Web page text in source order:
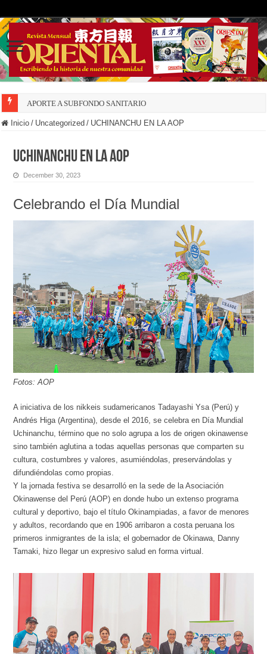
APORTE A SUBFONDO SANITARIO
Inicio / Uncategorized / UCHINANCHU EN LA AOP
UCHINANCHU EN LA AOP
December 30, 2023
Celebrando el Día Mundial
Fotos: AOP
A iniciativa de los nikkeis sudamericanos Tadayashi Ysa (Perú) y
Andrés Higa (Argentina), desde el 2016, se celebra en Día Mundial
Uchinanchu, término que no solo agrupa a los de origen okinawense
sino también aglutina a todas aquellas personas que comparten su
cultura, costumbres y valores, asumiéndolas, preservándolas y
difundiéndolas como propias.
Y la jornada festiva se desarrolló en la sede de la Asociación
Okinawense del Perú (AOP) en donde hubo un extenso programa
cultural y deportivo, bajo el título Okinampiadas, a favor de menores
y adultos, recordando que en 1906 arribaron a costa peruana los
primeros inmigrantes de la isla; el gobernador de Okinawa, Danny
Tamaki, hizo llegar un expresivo salud en forma virtual.